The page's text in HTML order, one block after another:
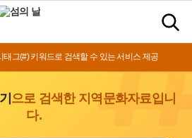
그(#) 키워드로 검색할 수 있는 서비스 제공
으로 검색한 지역문화자료입니
다.